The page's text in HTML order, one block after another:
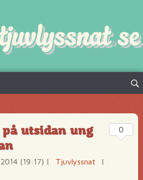
Sök
på utsidan ung
(19:17) | Tjuvlyssnat
|
0